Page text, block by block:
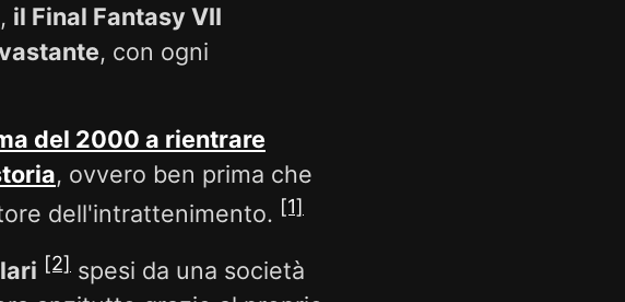
, il Final Fantasy VII
, con ogni
del 2000 a rientrare
, ovvero ben prima che
dell'intrattenimento. [1]
[2] spesi da una società